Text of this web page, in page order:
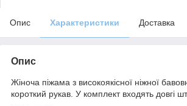
Опис Характеристики Доставка
Опис
Жіноча піжама з високоякісної ніжної
короткий рукав. У комплект входять довгі